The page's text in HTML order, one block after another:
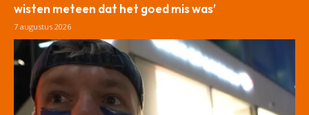
wisten meteen dat het goed mis was’
7 augustus 2026